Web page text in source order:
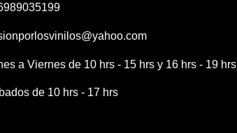
a Viernes de 10 hrs - 15 hrs y 16 hrs - 19 hrs
de 10 hrs - 17 hrs